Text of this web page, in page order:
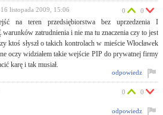
16 listopada 2009, 15:06
na teren przedsiębiorstwa bez uprzedzenia I
zatrudnienia i nie ma tu znaczenia czy to jest
słyszł o takich kontrolach w mieście Włocławek
oczy widziałem takie wejście PIP do prywatnej firmy
karę i tak musiał.
0 0
odpowiedz
0 0
odpowiedz